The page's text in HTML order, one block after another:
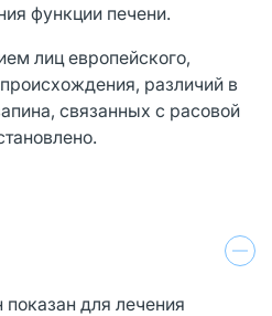
функции печени.
лиц европейского,
различий в
связанных с расовой
для лечения